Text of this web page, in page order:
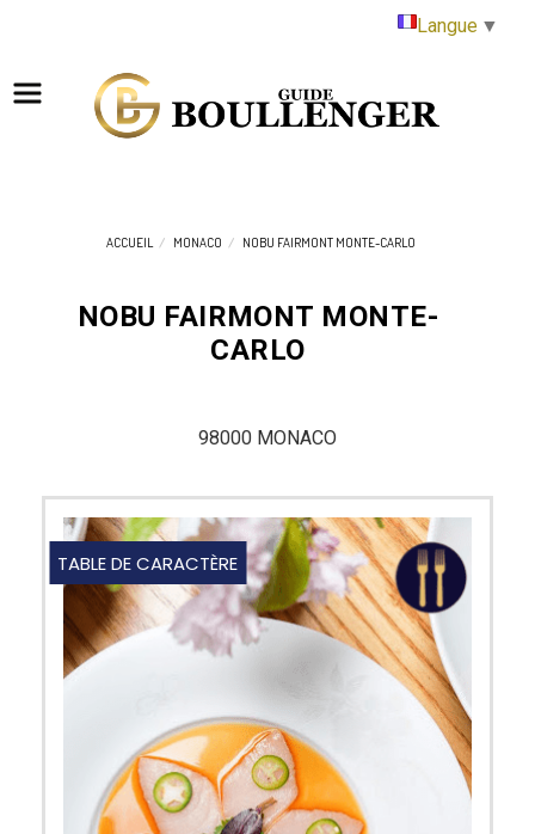
ACCUEIL MONACO NOBU FAIRMONT MONTE-CARLO
TABLE DE CARACTÈRE
NOBU FAIRMONT MONTE-
CARLO
98000 MONACO
Langue ▼